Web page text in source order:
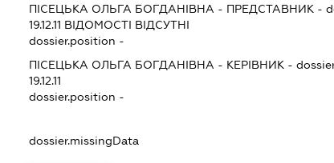
ПІСЕЦЬКА ОЛЬГА БОГДАНІВНА - ПРЕДСТАВНИК -
19.12.11 ВІДОМОСТІ ВІДСУТНІ
dossier.position -
ПІСЕЦЬКА ОЛЬГА БОГДАНІВНА - КЕРІВНИК -
19.12.11
dossier.position -
dossier.missingData